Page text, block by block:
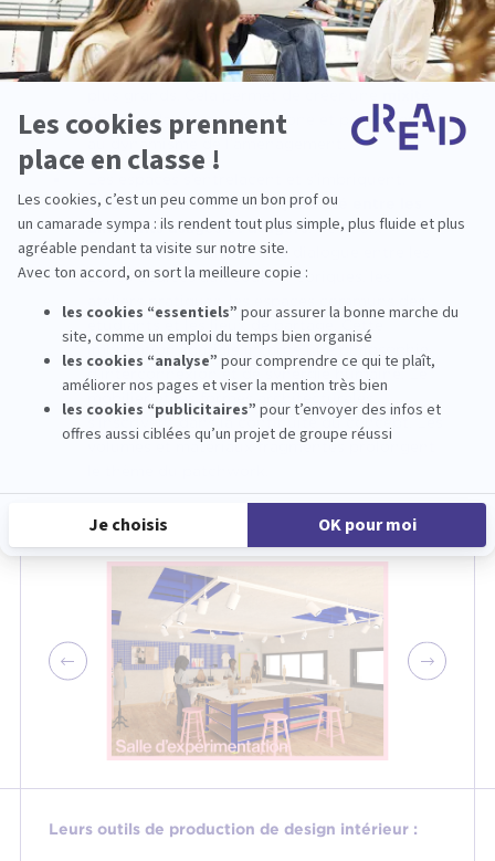
pour une approche fragmentée, à l’image d’un
patchwork. Les espaces se composent de
petites pièces qui complètent des volumes
d’usagedans une même zone et participent
au dynamisme de l’aménagement.
établissant unevéritable porosité entre les
différents usages et usagers. Ce choix
favorise les échanges et le dialogue entre les
zones dédiées aux cours théoriques, les
étudiants et les lieux de partage. Cette
imbrication spatiale incarne une philosophie
d’interconnexion et de synergie humaine. Le
mobilier et les formes architecturales
s’inscrivent dans la continuité du concept. Les
volumes et matériaux fragmentés prolongent
Leurs outils de production de design intérieur :